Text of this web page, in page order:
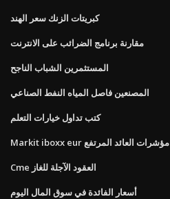
كبريتات الزنك سعر الهند
مقارنة برنامج الضرائب على الانترنت
المستثمرين الشباب الناجح
المصنعين فاصل المياه النفط الصناعي
كتب تداول خيارات التعلم
Markit iboxx eur مؤشرات العائد المرتفع
Cme العقود الآجلة للغاز
أسعار الفائدة في سوق المال اليوم